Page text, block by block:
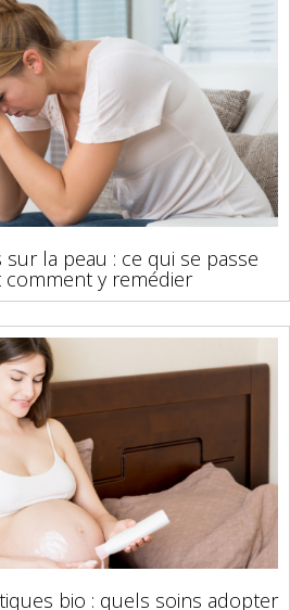
la peau : ce qui se passe
comment y remédier
bio : quels soins adopter